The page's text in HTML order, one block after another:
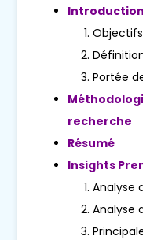
Introduction
Portée
recherche
Résumé
Insights
Analyse
Analyse